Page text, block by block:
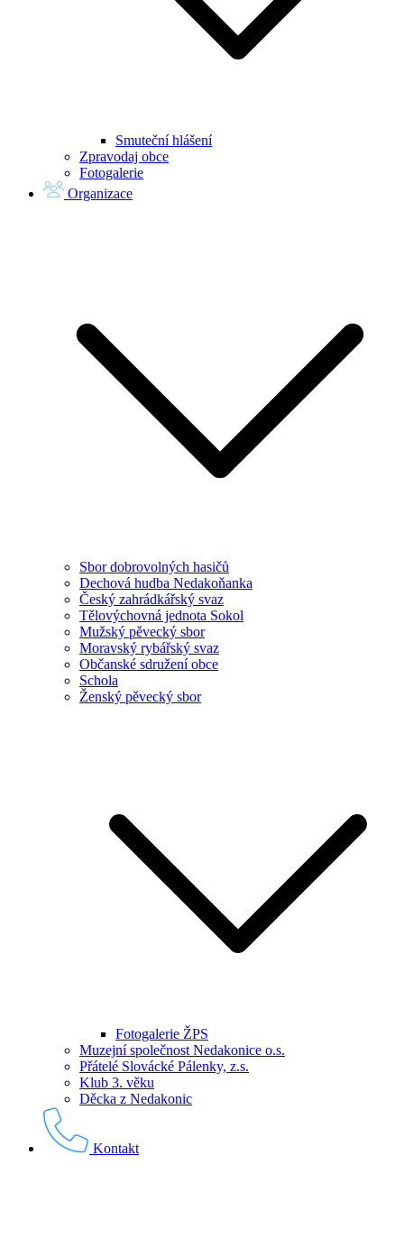
Smuteční hlášení
Zpravodaj obce
Fotogalerie
Organizace
Sbor dobrovolných hasičů
Dechová hudba Nedakoňanka
Český zahrádkářský svaz
Tělovýchovná jednota Sokol
Mužský pěvecký sbor
Moravský rybářský svaz
Občanské sdružení obce
Schola
Ženský pěvecký sbor
Fotogalerie ŽPS
Muzejní společnost Nedakonice o.s.
Přátelé Slovácké Pálenky, z.s.
Klub 3. věku
Děcka z Nedakonic
Kontakt